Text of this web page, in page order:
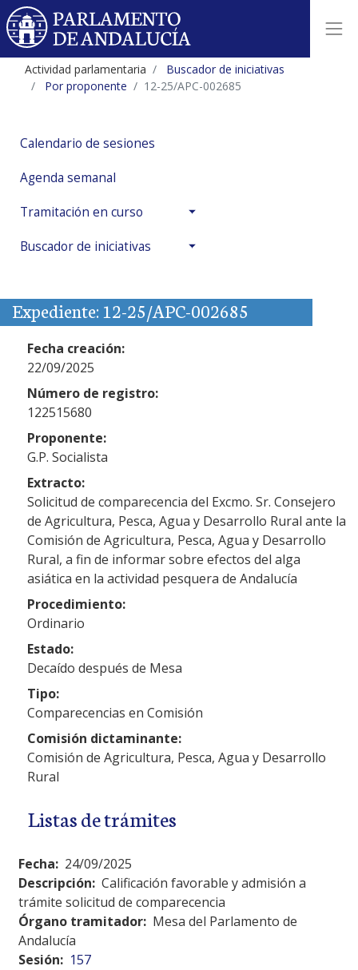
Actividad parlamentaria
Buscador de iniciativas
Por proponente
12-25/APC-002685
Calendario de sesiones
Agenda semanal
Tramitación en curso
Buscador de iniciativas
Expediente: 12-25/APC-002685
Fecha creación:
22/09/2025
Número de registro:
122515680
Proponente:
G.P. Socialista
Extracto:
Solicitud de comparecencia del Excmo. Sr. Consejero
de Agricultura, Pesca, Agua y Desarrollo Rural ante la
Comisión de Agricultura, Pesca, Agua y Desarrollo
Rural, a fin de informar sobre efectos del alga
asiática en la actividad pesquera de Andalucía
Procedimiento:
Ordinario
Estado:
Decaído después de Mesa
Tipo:
Comparecencias en Comisión
Comisión dictaminante:
Comisión de Agricultura, Pesca, Agua y Desarrollo
Rural
Listas de trámites
Fecha: 24/09/2025
Descripción: Calificación favorable y admisión a
trámite solicitud de comparecencia
Órgano tramitador: Mesa del Parlamento de
Andalucía
Sesión: 157